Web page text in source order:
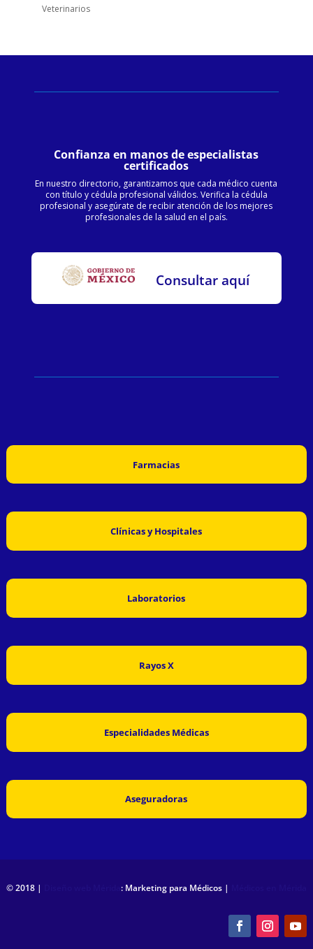
Veterinarios
Confianza en manos de especialistas
certificados
En nuestro directorio, garantizamos que cada médico cuenta
con título y cédula profesional válidos. Verifica la cédula
profesional y asegúrate de recibir atención de los mejores
profesionales de la salud en el país.
Consultar aquí
Farmacias
Clínicas y Hospitales
Laboratorios
Rayos X
Especialidades Médicas
Aseguradoras
© 2018 | : Marketing para Médicos |